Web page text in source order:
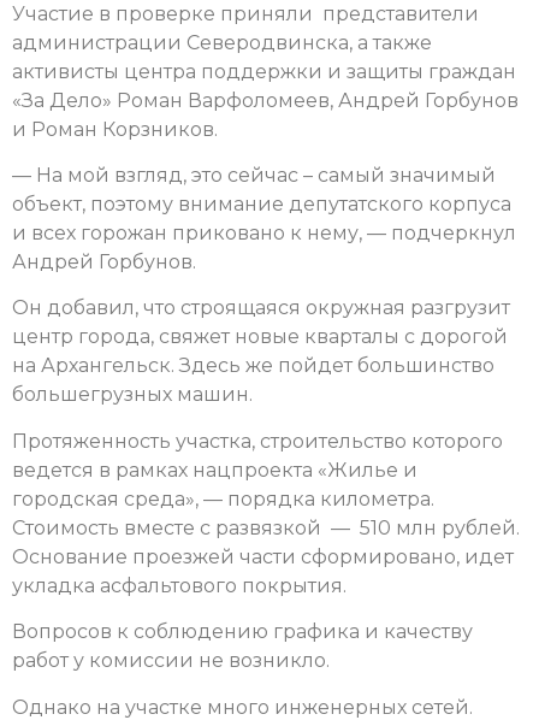
Участие в проверке приняли представители
администрации Северодвинска, а также
активисты центра поддержки и защиты граждан
«За Дело» Роман Варфоломеев, Андрей Горбунов
и Роман Корзников.
— На мой взгляд, это сейчас – самый значимый
объект, поэтому внимание депутатского корпуса
и всех горожан приковано к нему, — подчеркнул
Андрей Горбунов.
Он добавил, что строящаяся окружная разгрузит
центр города, свяжет новые кварталы с дорогой
на Архангельск. Здесь же пойдет большинство
большегрузных машин.
Протяженность участка, строительство которого
ведется в рамках нацпроекта «Жилье и
городская среда», — порядка километра.
Стоимость вместе с развязкой — 510 млн рублей.
Основание проезжей части сформировано, идет
укладка асфальтового покрытия.
Вопросов к соблюдению графика и качеству
работ у комиссии не возникло.
Однако на участке много инженерных сетей.